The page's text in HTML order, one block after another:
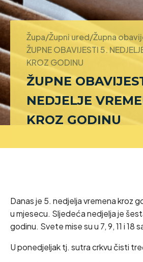
Župa/Župni ured/Župna
ŽUPNE OBAVIJESTI 5.
KROZ GODINU
ŽUPNE
NEDJELJE
KROZ GODINU
Danas je 5. nedjelja vremena kroz
u mjesecu. Sljedeća nedjelja je
godinu. Svete mise su u 7, 9, 11 i 18
U ponedjeljak tj. sutra crkvu čisti